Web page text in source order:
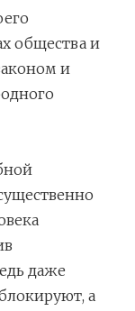
общества и
и
даже
а